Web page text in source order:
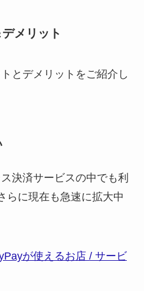
メリット
とデメリットをご紹介し
決済サービスの中でも利
らに現在も急速に拡大中
が使えるお店 / サービ